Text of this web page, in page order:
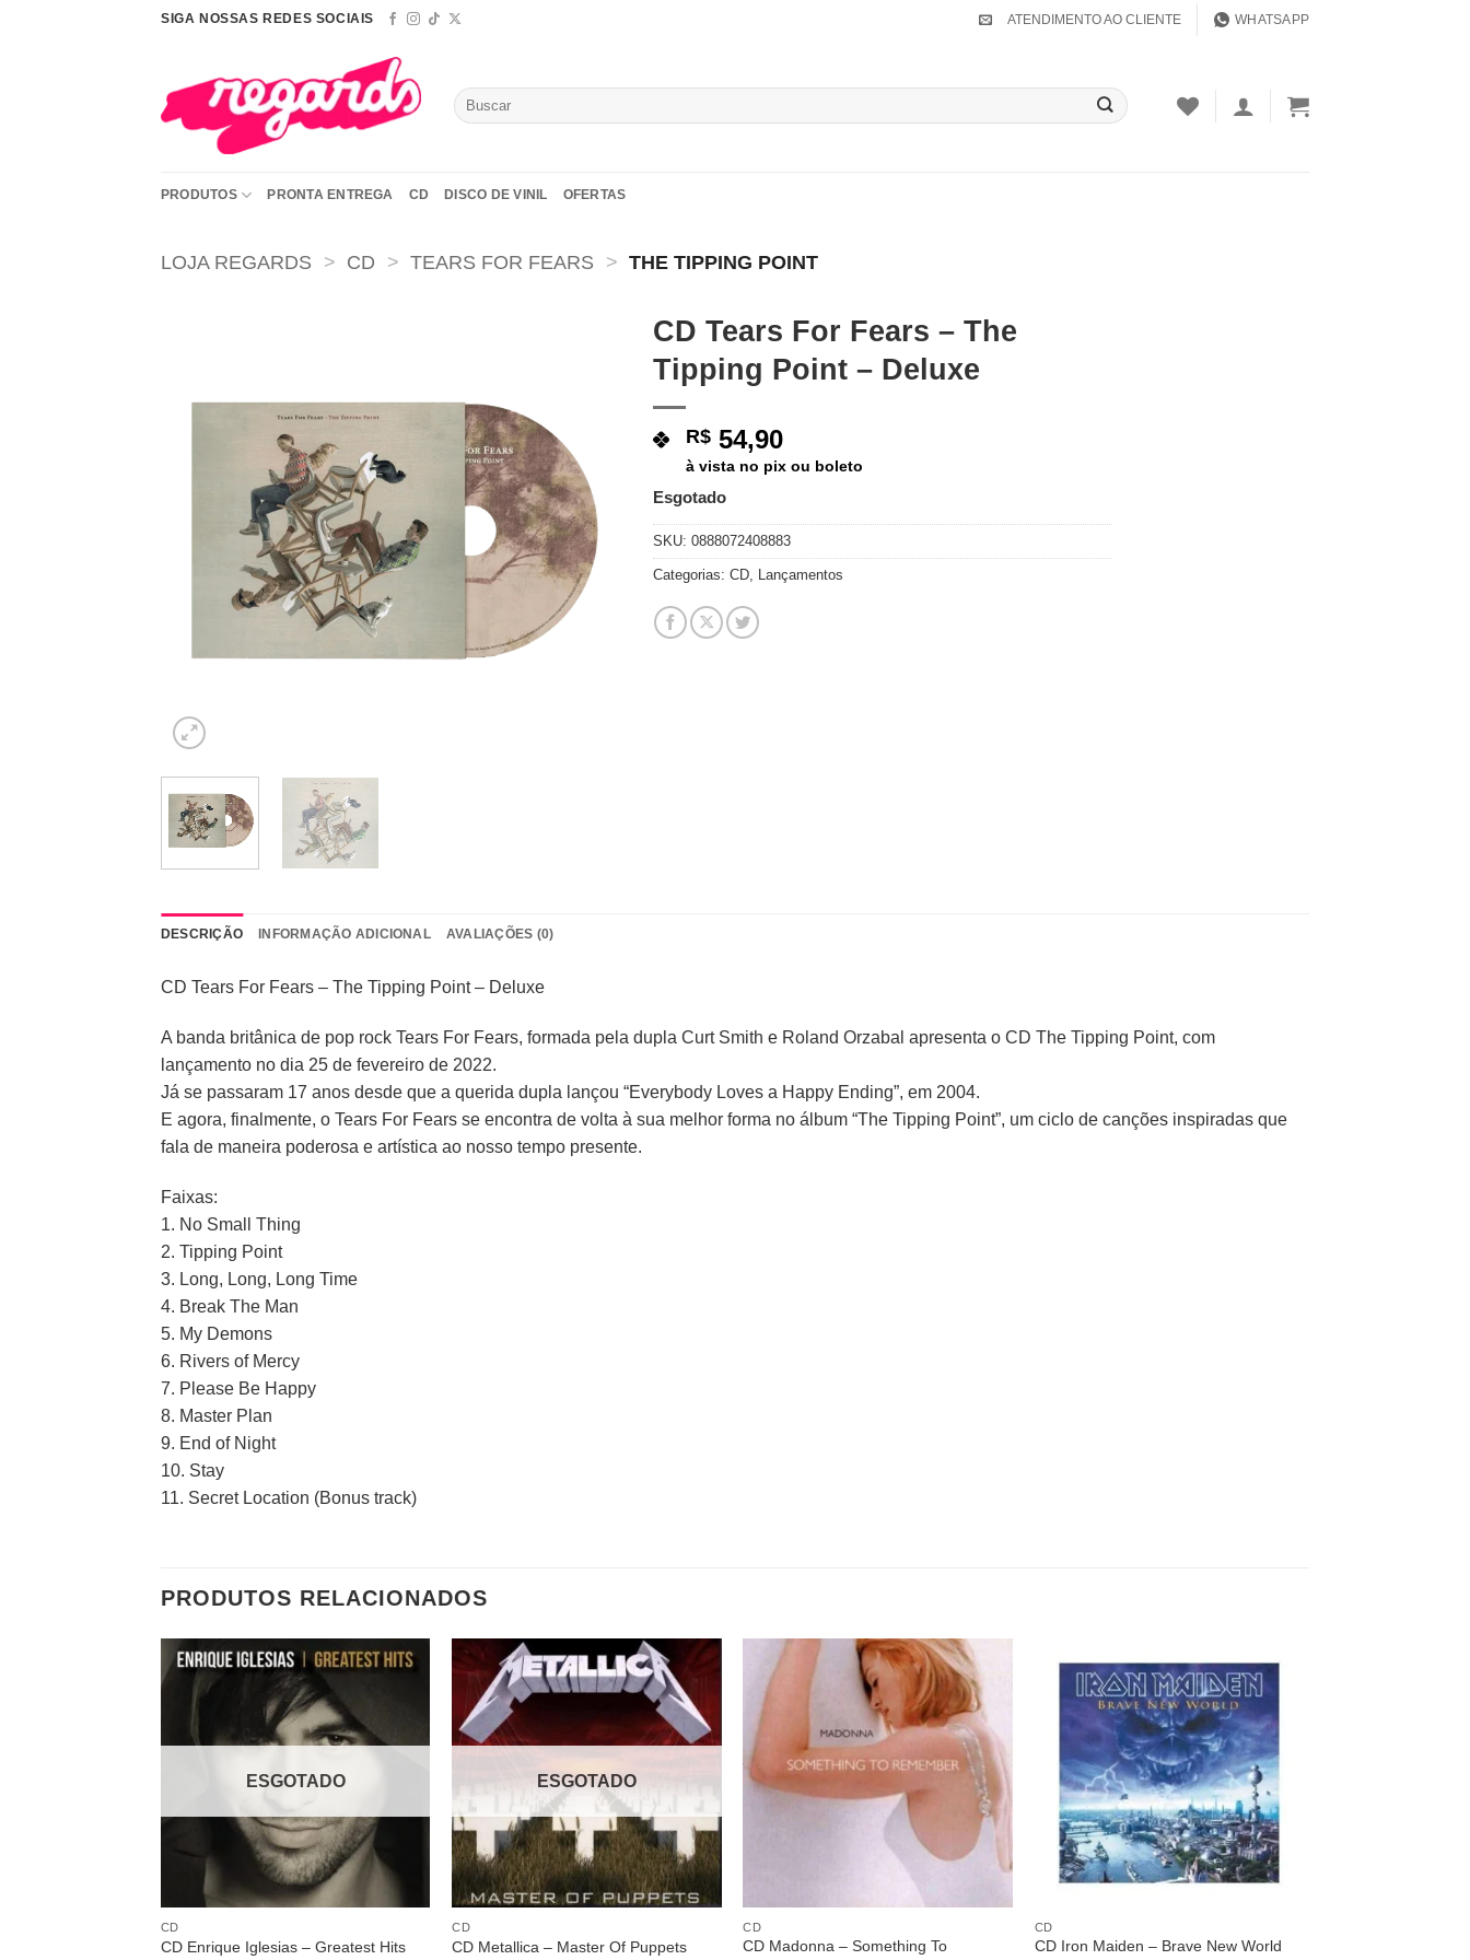
SIGA NOSSAS REDES SOCIAIS ATENDIMENTO AO CLIENTE WHATSAPP
Pesquisar
por:
PRODUTOS PRONTA ENTREGA CD DISCO DE VINIL OFERTAS
LOJA REGARDS > CD > TEARS FOR FEARS > THE TIPPING POINT
CD Tears For Fears – The
Tipping Point – Deluxe
R$ 54,90
à vista no pix ou boleto
Esgotado
SKU: 0888072408883
Categorias: CD, Lançamentos
DESCRIÇÃO INFORMAÇÃO ADICIONAL AVALIAÇÕES (0)
CD Tears For Fears – The Tipping Point – Deluxe
A banda britânica de pop rock Tears For Fears, formada pela dupla Curt Smith e Roland Orzabal apresenta o CD The Tipping Point, com
lançamento no dia 25 de fevereiro de 2022.
Já se passaram 17 anos desde que a querida dupla lançou “Everybody Loves a Happy Ending”, em 2004.
E agora, finalmente, o Tears For Fears se encontra de volta à sua melhor forma no álbum “The Tipping Point”, um ciclo de canções inspiradas que
fala de maneira poderosa e artística ao nosso tempo presente.
Faixas:
1. No Small Thing
2. Tipping Point
3. Long, Long, Long Time
4. Break The Man
5. My Demons
6. Rivers of Mercy
7. Please Be Happy
8. Master Plan
9. End of Night
10. Stay
11. Secret Location (Bonus track)
PRODUTOS RELACIONADOS
desejos
ESGOTADO
CD
CD Enrique Iglesias – Greatest Hits
Adicionar
a lista de
desejos
ESGOTADO
CD
CD Metallica – Master Of Puppets
Adicionar
a lista de
desejos
CD
CD Madonna – Something To
Adicionar
a lista de
desejos
CD
CD Iron Maiden – Brave New World